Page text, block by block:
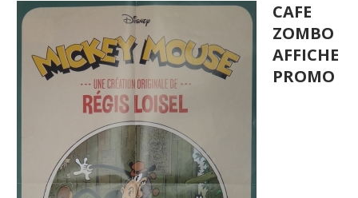
CAFE
ZOMBO
AFFICHE
PROMO